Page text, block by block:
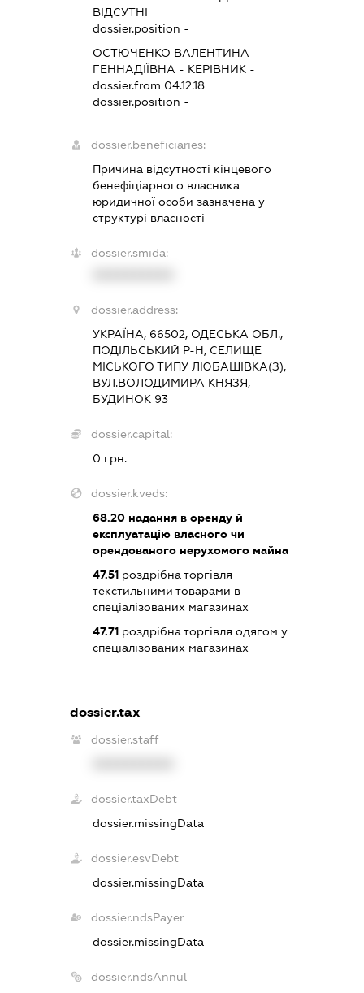
ВІДСУТНІ
dossier.position -
ОСТЮЧЕНКО ВАЛЕНТИНА
ГЕННАДІЇВНА - КЕРІВНИК -
dossier.from 04.12.18
dossier.position -
dossier.beneficiaries:
Причина відсутності кінцевого
бенефіціарного власника
юридичної особи зазначена у
структурі власності
dossier.smida:
dossier.address:
УКРАЇНА, 66502, ОДЕСЬКА ОБЛ.,
ПОДІЛЬСЬКИЙ Р-Н, СЕЛИЩЕ
МІСЬКОГО ТИПУ ЛЮБАШІВКА(З),
ВУЛ.ВОЛОДИМИРА КНЯЗЯ,
БУДИНОК 93
dossier.capital:
0 грн.
dossier.kveds:
68.20надання в оренду й
експлуатацію власного чи
орендованого нерухомого майна
47.51роздрібна торгівля
текстильними товарами в
спеціалізованих магазинах
47.71роздрібна торгівля одягом у
спеціалізованих магазинах
dossier.tax
dossier.staff
dossier.taxDebt
dossier.missingData
dossier.esvDebt
dossier.missingData
dossier.ndsPayer
dossier.missingData
dossier.ndsAnnul